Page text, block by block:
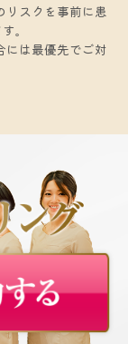
スクを事前に患
。
は最優先でご対